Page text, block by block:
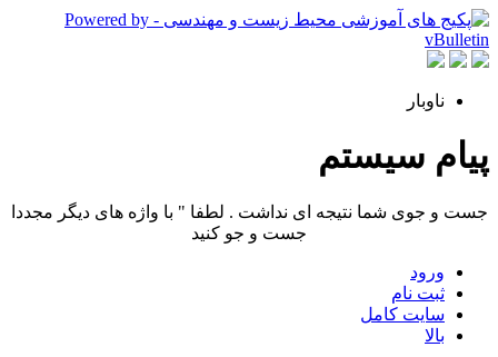
ناوبار
پیام سیستم
جست و جوی شما نتیجه ای نداشت . لطفا " با واژه های دیگر مجددا
جست و جو کنید
ورود
ثبت نام
سایت کامل
بالا